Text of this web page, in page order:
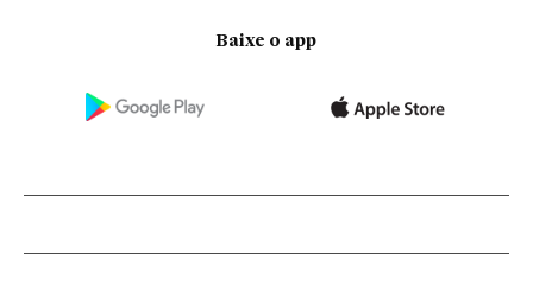
Baixe o app